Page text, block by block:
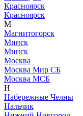
Красноярск
Красноярск
М
Магнитогорск
Минск
Минск
Москва
Москва Мир СБ
Москва МСБ
Н
Набережные Челны
Нальчик